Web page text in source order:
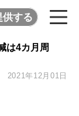
供する
は4カ月周
2021年12月01日